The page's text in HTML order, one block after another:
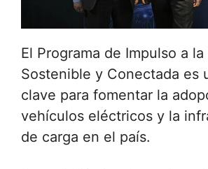
El Programa de Impulso a
Sostenible y Conectada es
clave para fomentar la
vehículos eléctricos y la
de carga en el país.